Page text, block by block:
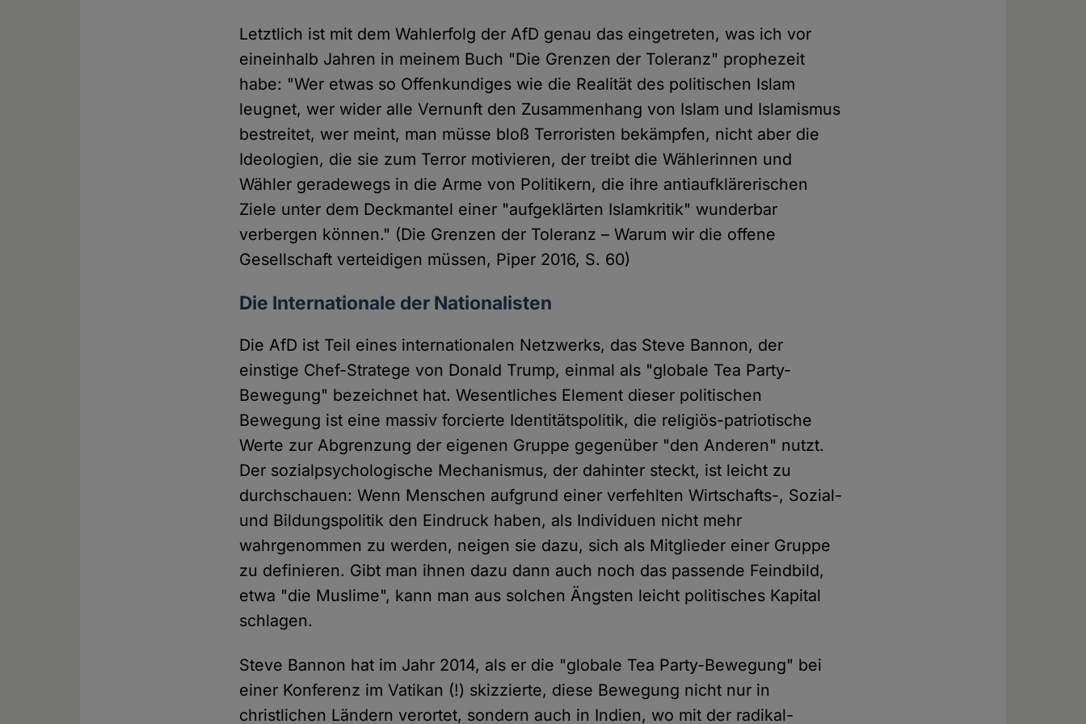
Letztlich ist mit dem Wahlerfolg der AfD genau das eingetreten, was ich vor
eineinhalb Jahren in meinem Buch "Die Grenzen der Toleranz" prophezeit
habe: "Wer etwas so Offenkundiges wie die Realität des politischen Islam
leugnet, wer wider alle Vernunft den Zusammenhang von Islam und Islamismus
bestreitet, wer meint, man müsse bloß Terroristen bekämpfen, nicht aber die
Ideologien, die sie zum Terror motivieren, der treibt die Wählerinnen und
Wähler geradewegs in die Arme von Politikern, die ihre antiaufklärerischen
Ziele unter dem Deckmantel einer "aufgeklärten Islamkritik" wunderbar
verbergen können." (Die Grenzen der Toleranz – Warum wir die offene
Gesellschaft verteidigen müssen, Piper 2016, S. 60)
Die Internationale der Nationalisten
Die AfD ist Teil eines internationalen Netzwerks, das Steve Bannon, der
einstige Chef-Stratege von Donald Trump, einmal als "globale Tea Party-
Bewegung" bezeichnet hat. Wesentliches Element dieser politischen
Bewegung ist eine massiv forcierte Identitätspolitik, die religiös-patriotische
Werte zur Abgrenzung der eigenen Gruppe gegenüber "den Anderen" nutzt.
Der sozialpsychologische Mechanismus, der dahinter steckt, ist leicht zu
durchschauen: Wenn Menschen aufgrund einer verfehlten Wirtschafts-, Sozial-
und Bildungspolitik den Eindruck haben, als Individuen nicht mehr
wahrgenommen zu werden, neigen sie dazu, sich als Mitglieder einer Gruppe
zu definieren. Gibt man ihnen dazu dann auch noch das passende Feindbild,
etwa "die Muslime", kann man aus solchen Ängsten leicht politisches Kapital
schlagen.
Steve Bannon hat im Jahr 2014, als er die "globale Tea Party-Bewegung" bei
einer Konferenz im Vatikan (!) skizzierte, diese Bewegung nicht nur in
christlichen Ländern verortet, sondern auch in Indien, wo mit der radikal-